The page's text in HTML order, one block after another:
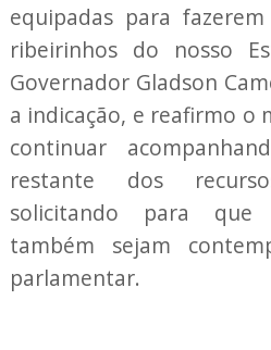
equipadas para
ribeirinhos do nosso
Governador Gladson
a indicação, e reafirmo o
continuar
restante dos
solicitando para que
também sejam
parlamentar.